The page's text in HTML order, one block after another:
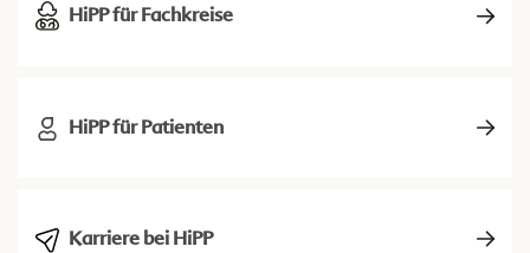
HiPP für Fachkreise
HiPP für Patienten
Karriere bei HiPP